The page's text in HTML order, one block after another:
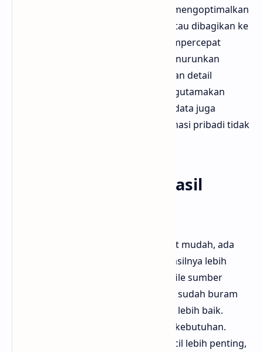
lokasi. Ini sangat bermanfaat untuk mengoptimalkan
gambar sebelum diunggah ke web atau dibagikan ke
media sosial. Misalnya, jika ingin mempercepat
loading halaman blog, kamu bisa menurunkan
kualitas menjadi 80% tanpa kehilangan detail
signifikan. Bagi pengguna yang mengutamakan
keamanan privasi, menghapus metadata juga
menjadi langkah penting agar informasi pribadi tidak
Tips Mendapatkan Hasil
Meski proses konversi di FreeConvert mudah, ada
beberapa tips yang bisa membuat hasilnya lebih
maksimal. Pertama, selalu gunakan file sumber
dengan kualitas terbaik. Jika file awal sudah buram
atau pecah, hasil konversi tidak akan lebih baik.
Kedua, atur tingkat kompresi sesuai kebutuhan.
Untuk keperluan website, ukuran kecil lebih penting,